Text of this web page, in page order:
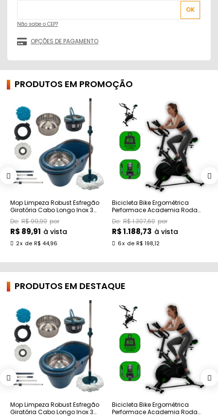
Não sabe o CEP?
PRODUTOS EM PROMOÇÃO
Mop Limpeza Robust Esfregão
Giratória Cabo Longo Inox 3
Refil 16lR$ 99,90
R$ 89,91 à vista
2x de R$ 44,96
Bicicleta Bike Ergométrica
Performace Academia Roda
Inércia Althor
R$ 1.307,60
R$ 1.188,73 à vista
6x de R$ 198,12
PRODUTOS EM DESTAQUE
Mop Limpeza Robust Esfregão
Giratória Cabo Longo Inox 3
Bicicleta Bike Ergométrica
Performace Academia Roda